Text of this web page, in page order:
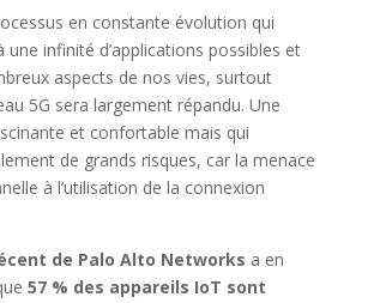
en constante évolution qui
une infinité d’applications possibles et
aspects de nos vies, surtout
5G sera largement répandu. Une
et confortable mais qui
de grands risques, car la menace
à l’utilisation de la connexion
de Palo Alto Networks a en
57 % des appareils IoT sont